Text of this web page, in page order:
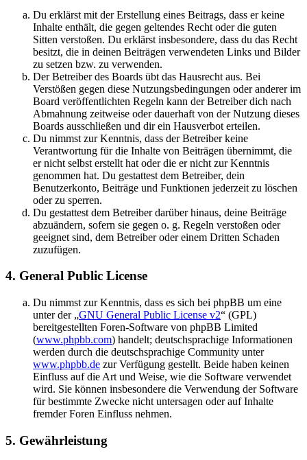
Du erklärst mit der Erstellung eines Beitrags, dass er keine
Inhalte enthält, die gegen geltendes Recht oder die guten
Sitten verstoßen. Du erklärst insbesondere, dass du das Recht
besitzt, die in deinen Beiträgen verwendeten Links und Bilder
zu setzen bzw. zu verwenden.
Der Betreiber des Boards übt das Hausrecht aus. Bei
Verstößen gegen diese Nutzungsbedingungen oder anderer im
Board veröffentlichten Regeln kann der Betreiber dich nach
Abmahnung zeitweise oder dauerhaft von der Nutzung dieses
Boards ausschließen und dir ein Hausverbot erteilen.
Du nimmst zur Kenntnis, dass der Betreiber keine
Verantwortung für die Inhalte von Beiträgen übernimmt, die
er nicht selbst erstellt hat oder die er nicht zur Kenntnis
genommen hat. Du gestattest dem Betreiber, dein
Benutzerkonto, Beiträge und Funktionen jederzeit zu löschen
oder zu sperren.
Du gestattest dem Betreiber darüber hinaus, deine Beiträge
abzuändern, sofern sie gegen o. g. Regeln verstoßen oder
geeignet sind, dem Betreiber oder einem Dritten Schaden
zuzufügen.
4. General Public License
Du nimmst zur Kenntnis, dass es sich bei phpBB um eine
unter der „GNU General Public License v2“ (GPL)
bereitgestellten Foren-Software von phpBB Limited
(www.phpbb.com) handelt; deutschsprachige Informationen
werden durch die deutschsprachige Community unter
www.phpbb.de zur Verfügung gestellt. Beide haben keinen
Einfluss auf die Art und Weise, wie die Software verwendet
wird. Sie können insbesondere die Verwendung der Software
für bestimmte Zwecke nicht untersagen oder auf Inhalte
fremder Foren Einfluss nehmen.
5. Gewährleistung